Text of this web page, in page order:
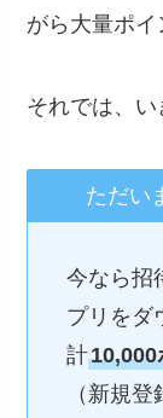
がら大量ポイ
それでは、い
ただい
今なら招
プリをダ
計10,000
（新規